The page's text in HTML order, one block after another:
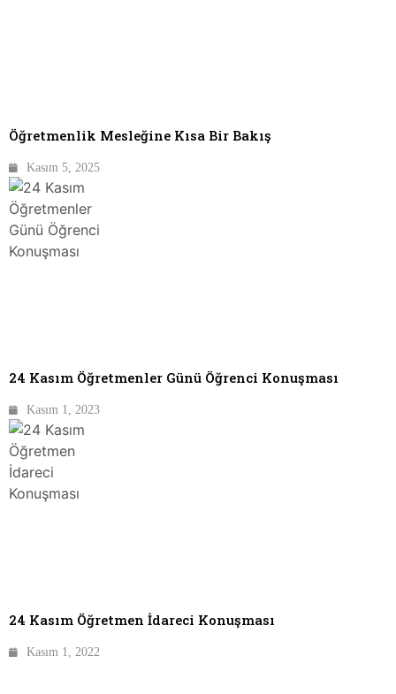
Öğretmenlik Mesleğine Kısa Bir Bakış
Kasım 5, 2025
24 Kasım Öğretmenler Günü Öğrenci Konuşması
Kasım 1, 2023
24 Kasım Öğretmen İdareci Konuşması
Kasım 1, 2022